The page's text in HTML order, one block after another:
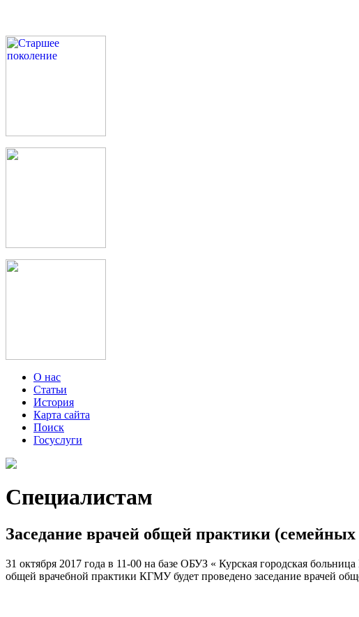
О нас
Статьи
История
Карта сайта
Поиск
Госуслуги
Специалистам
Заседание врачей общей практики
31 октября 2017 года в 11-00 на базе ОБУЗ « Курская городская
общей врачебной практики КГМУ будет проведено заседание врачей